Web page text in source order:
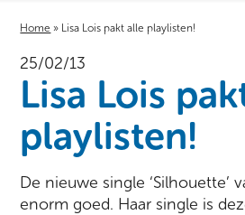
Home » Lisa Lois pakt alle playlisten!
25/02/13
Lisa Lois
playlisten!
De nieuwe single ‘Silhouette’
enorm goed. Haar single is